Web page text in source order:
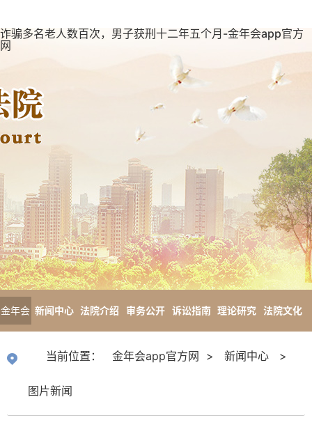
诈骗多名老人数百次，男子获刑十二年五个月-金年会app官方
网
金年会
方网
新闻中心 法院介绍 审务公开 诉讼指南 理论研究 法院文化
当前位置： 金年会app官方网 > 新闻中心 >
图片新闻